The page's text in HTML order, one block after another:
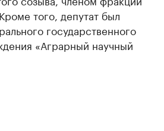
того, депутат был
государственного
«Аграрный научный